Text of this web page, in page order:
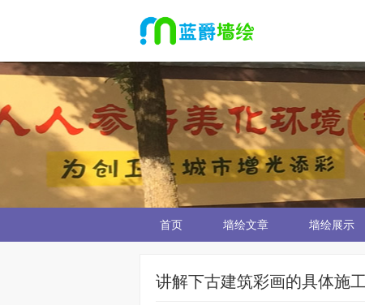
首页 墙绘文章 墙绘展示
讲解下古建筑彩画的具体施